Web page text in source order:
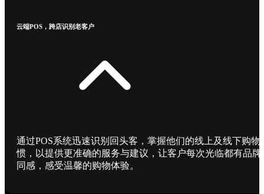
云端POS，跨店识别老客户
通过POS系统迅速识别回头客，掌握他们的线上及线下购物
惯，以提供更准确的服务与建议，让客户每次光临都有品牌
同感，感受温馨的购物体验。